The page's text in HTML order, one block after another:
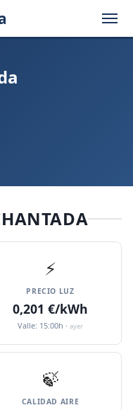
⚡
PRECIO LUZ
0,201 €/kWh
Valle: 15:00h · ayer
🍃
CALIDAD AIRE